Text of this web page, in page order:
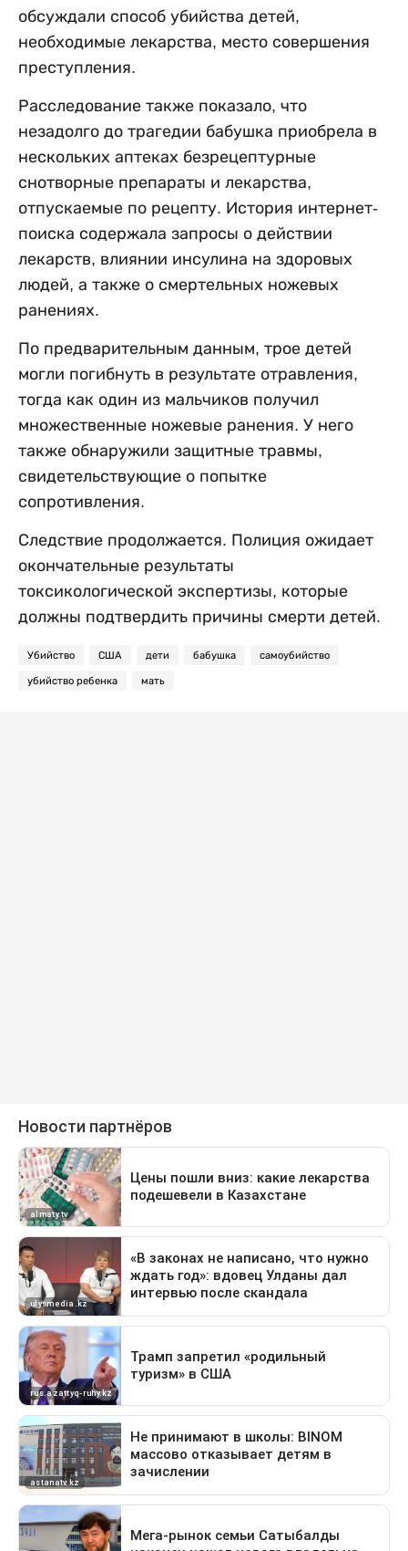
обсуждали способ убийства детей,
необходимые лекарства, место совершения
преступления.
Расследование также показало, что
незадолго до трагедии бабушка приобрела в
нескольких аптеках безрецептурные
снотворные препараты и лекарства,
отпускаемые по рецепту. История интернет-
поиска содержала запросы о действии
лекарств, влиянии инсулина на здоровых
людей, а также о смертельных ножевых
ранениях.
По предварительным данным, трое детей
могли погибнуть в результате отравления,
тогда как один из мальчиков получил
множественные ножевые ранения. У него
также обнаружили защитные травмы,
свидетельствующие о попытке
сопротивления.
Следствие продолжается. Полиция ожидает
окончательные результаты
токсикологической экспертизы, которые
должны подтвердить причины смерти детей.
Убийство США дети бабушка самоубийство
убийство ребенка мать